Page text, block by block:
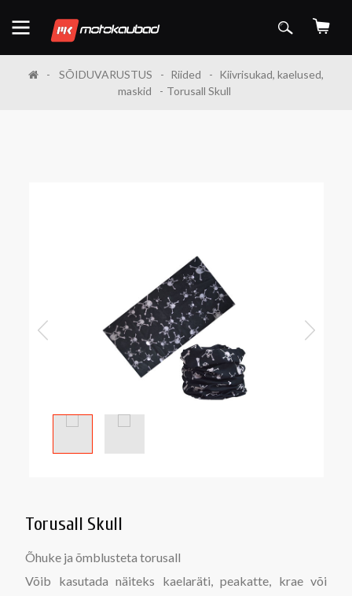
SÕIDUVARUSTUS Riided
Kiivrisukad, kaelused,
maskid
Torusall Skull
Torusall Skull
Õhuke ja õmblusteta torusall
Võib kasutada näiteks kaelaräti, peakatte, krae või